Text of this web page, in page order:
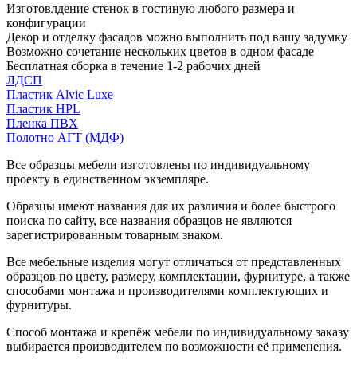
Изготовлдение стенок в гостиную любого размера и
конфигурации
Декор и отделку фасадов можно выполнить под вашу задумку
Возможно сочетание нескольких цветов в одном фасаде
Бесплатная сборка в течение 1-2 рабочих дней
ЛДСП
Пластик Alvic Luxe
Пластик HPL
Пленка ПВХ
Полотно АГТ (МДФ)
Все образцы мебели изготовлены по индивидуальному
проекту в единственном экземпляре.
Образцы имеют названия для их различия и более быстрого
поиска по сайту, все названия образцов не являются
зарегистрированным товарным знаком.
Все мебельные изделия могут отличаться от представленных
образцов по цвету, размеру, комплектации, фурнитуре, а также
способами монтажа и производителями комплектующих и
фурнитуры.
Способ монтажа и крепёж мебели по индивидуальному заказу
выбирается производителем по возможности её применения.